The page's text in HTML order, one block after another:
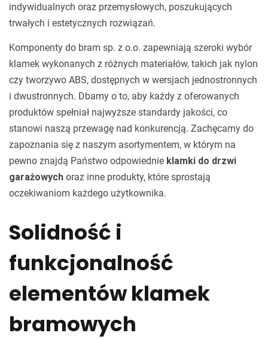
indywidualnych oraz przemysłowych, poszukujących
trwałych i estetycznych rozwiązań.
Komponenty do bram sp. z o.o. zapewniają szeroki wybór
klamek wykonanych z różnych materiałów, takich jak nylon
czy tworzywo ABS, dostępnych w wersjach jednostronnych
i dwustronnych. Dbamy o to, aby każdy z oferowanych
produktów spełniał najwyższe standardy jakości, co
stanowi naszą przewagę nad konkurencją. Zachęcamy do
zapoznania się z naszym asortymentem, w którym na
pewno znajdą Państwo odpowiednie klamki do drzwi
garażowych oraz inne produkty, które sprostają
oczekiwaniom każdego użytkownika.
Solidność i
funkcjonalność
elementów klamek
bramowych